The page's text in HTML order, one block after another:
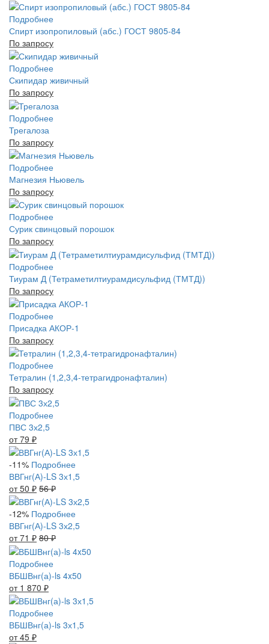
Подробнее
Спирт изопропиловый (абс.) ГОСТ 9805-84
По запросу
Подробнее
Скипидар живичный
По запросу
Подробнее
Трегалоза
По запросу
Подробнее
Магнезия Ньювель
По запросу
Подробнее
Сурик свинцовый порошок
По запросу
Подробнее
Тиурам Д (Тетраметилтиурамдисульфид (ТМТД))
По запросу
Подробнее
Присадка АКОР-1
По запросу
Подробнее
Тетралин (1,2,3,4-тетрагидронафталин)
По запросу
Подробнее
ПВС 3х2,5
от 79 ₽
-11% Подробнее
ВВГнг(А)-LS 3х1,5
от 50 ₽ 56₽
-12% Подробнее
ВВГнг(А)-LS 3х2,5
от 71 ₽ 80₽
Подробнее
ВБШВнг(а)-ls 4x50
от 1 870 ₽
Подробнее
ВБШВнг(а)-ls 3х1,5
от 45 ₽